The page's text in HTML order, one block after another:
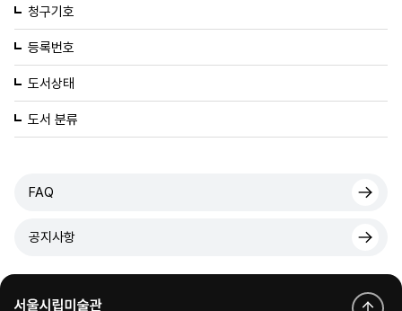
청구기호
등록번호
도서상태
도서 분류
FAQ
공지사항